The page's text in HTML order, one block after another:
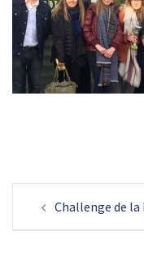
d’articleChallenge de